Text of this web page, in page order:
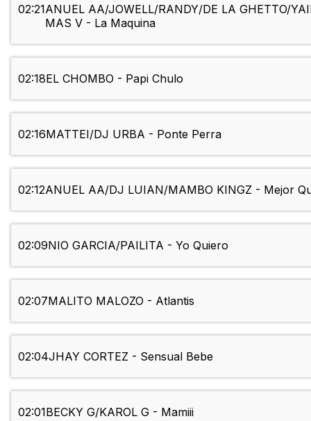
02:21ANUEL AA/JOWELL/RANDY/DE LA GHETTO/
MAS V - La Maquina
02:18EL CHOMBO - Papi Chulo
02:16MATTEI/DJ URBA - Ponte Perra
02:12ANUEL AA/DJ LUIAN/MAMBO KINGZ - Mejor
02:09NIO GARCIA/PAILITA - Yo Quiero
02:07MALITO MALOZO - Atlantis
02:04JHAY CORTEZ - Sensual Bebe
02:01BECKY G/KAROL G - Mamiii